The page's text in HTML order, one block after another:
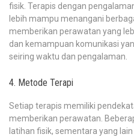
fisik. Terapis dengan
lebih mampu menangani
memberikan perawatan yang
dan kemampuan komunikasi
seiring waktu dan pengalaman.
4. Metode Terapi
Setiap terapis memiliki
memberikan perawatan.
latihan fisik, sementara yang